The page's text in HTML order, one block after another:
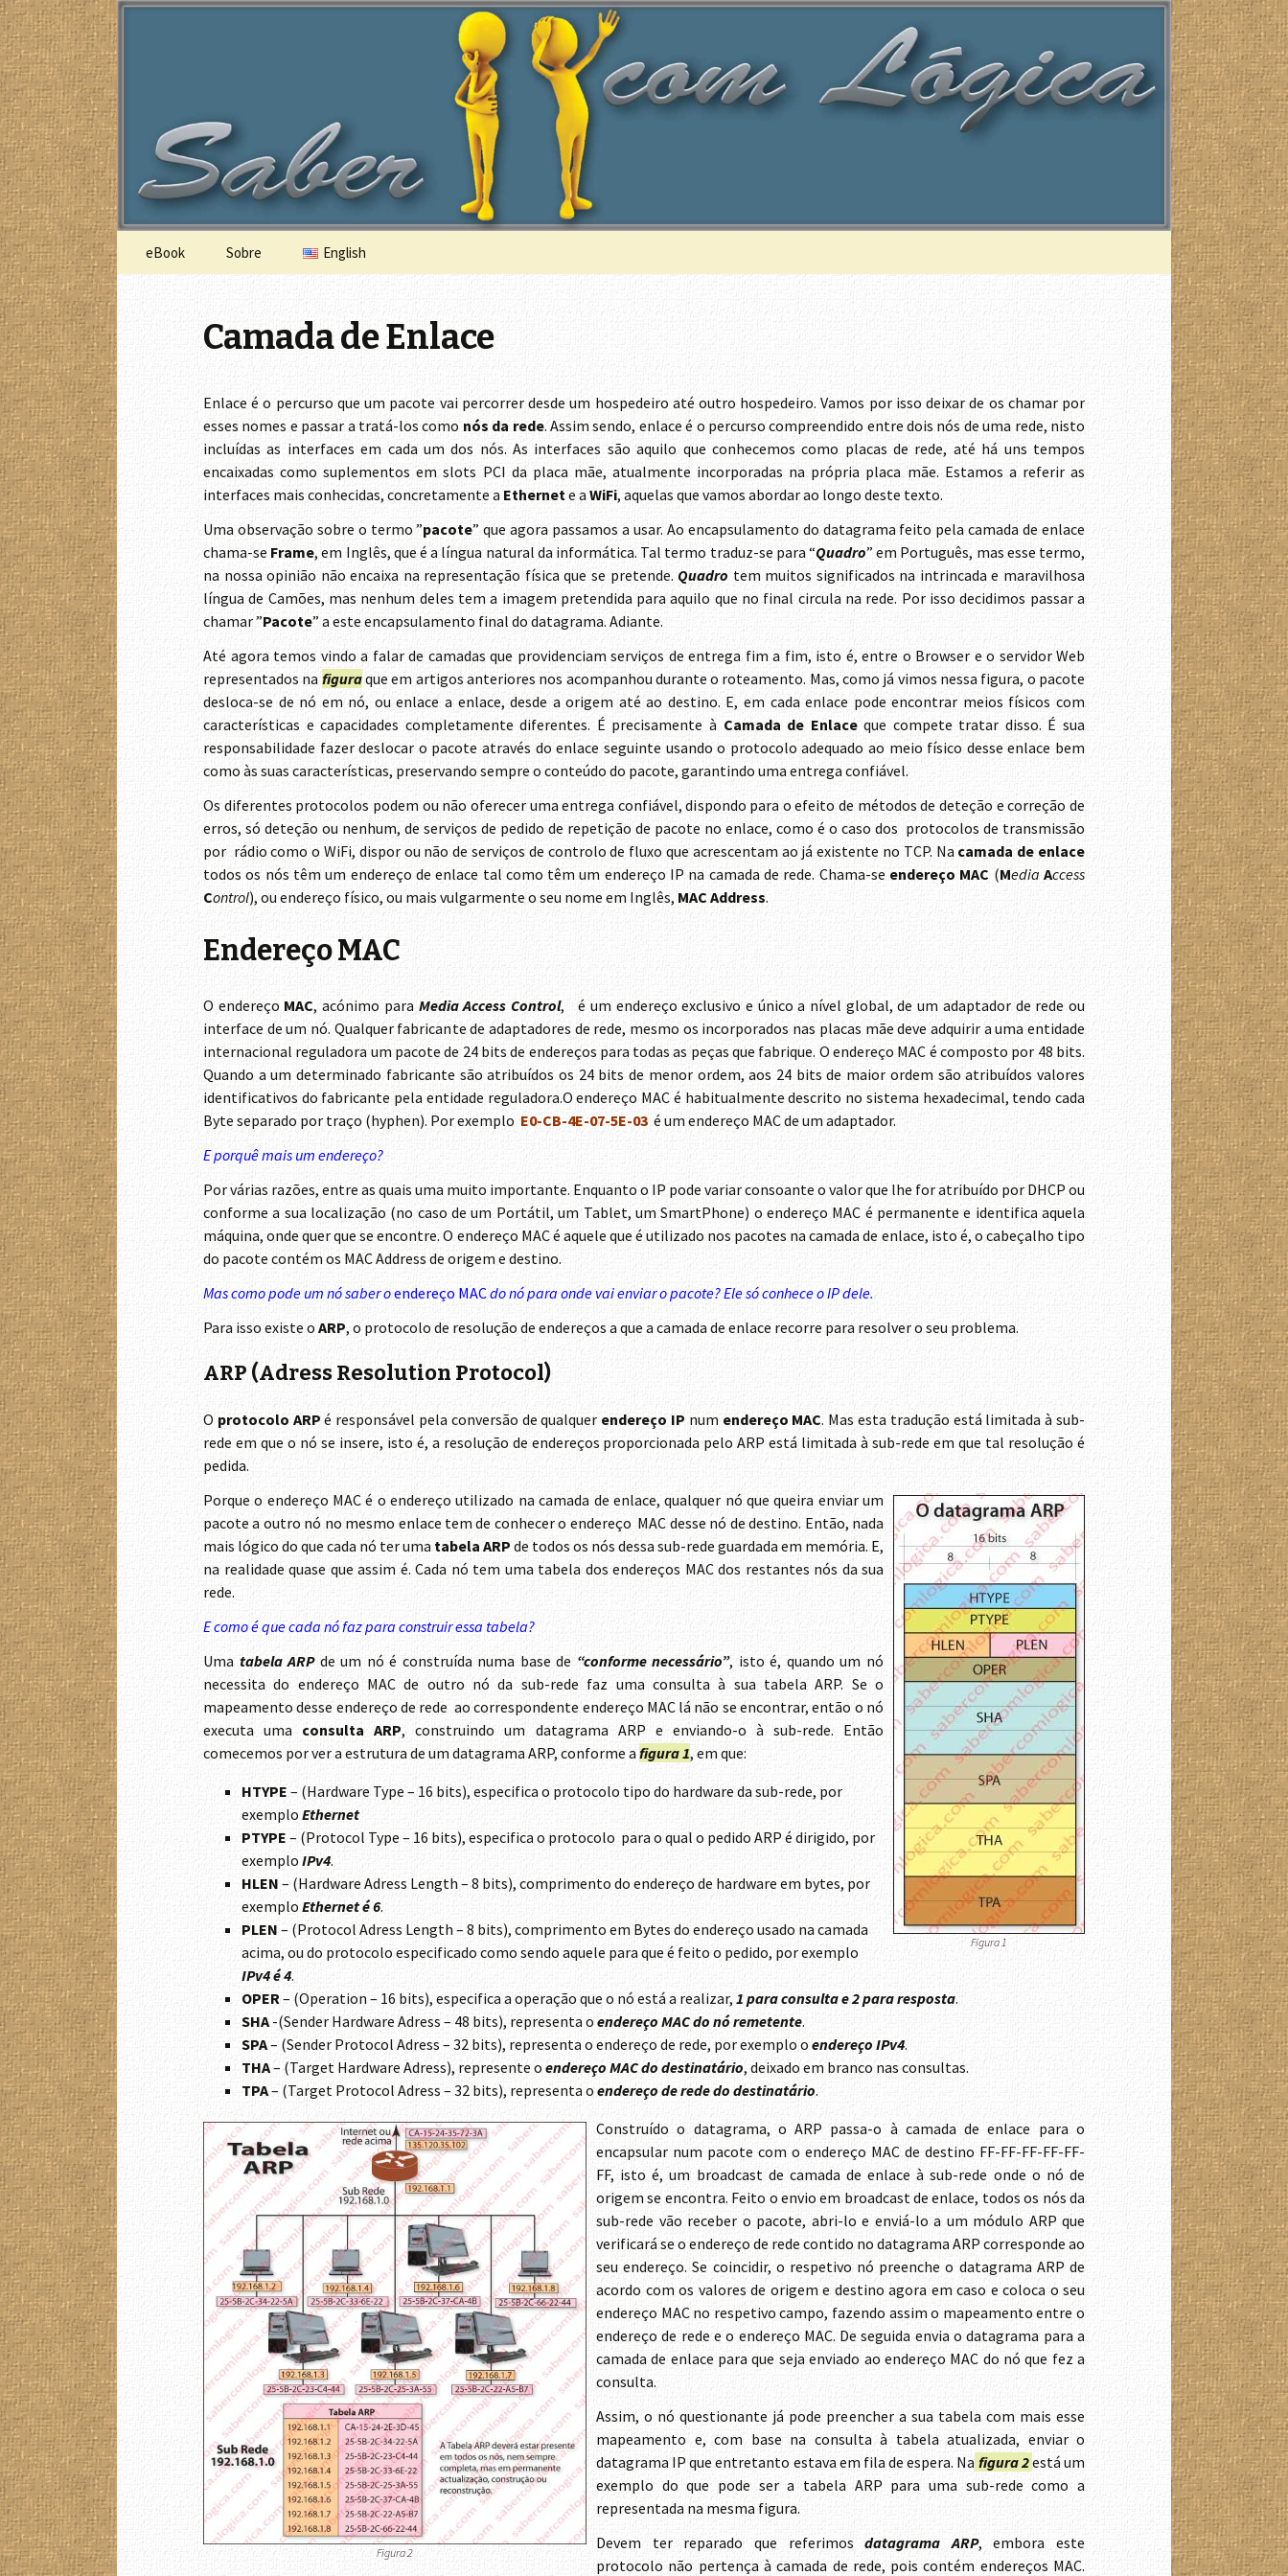
Saber com Lógica
A Lógica do funcionamento do computador
conteúdo
eBook Sobre English
Pesquisar
Camada de Enlace
Enlace é o percurso que um pacote vai percorrer desde um hospedeiro até outro hospedeiro. Vamos por isso deixar de os chamar por
esses nomes e passar a tratá-los como nós da rede. Assim sendo, enlace é o percurso compreendido entre dois nós de uma rede, nisto
incluídas as interfaces em cada um dos nós. As interfaces são aquilo que conhecemos como placas de rede, até há uns tempos
encaixadas como suplementos em slots PCI da placa mãe, atualmente incorporadas na própria placa mãe. Estamos a referir as
interfaces mais conhecidas, concretamente a Ethernet e aWiFi, aquelas que vamos abordar ao longo deste texto.
Uma observação sobre o termo ”pacote” que agora passamos a usar. Ao encapsulamento do datagrama feito pela camada de enlace
chama-se Frame, em Inglês, que é a língua natural da informática. Tal termo traduz-se para “Quadro” em Português, mas esse termo,
na nossa opinião não encaixa na representação física que se pretende. Quadro tem muitos significados na intrincada e maravilhosa
língua de Camões, mas nenhum deles tem a imagem pretendida para aquilo que no final circula na rede. Por isso decidimos passar a
chamar ”Pacote” a este encapsulamento final do datagrama. Adiante.
Até agora temos vindo a falar de camadas que providenciam serviços de entrega fim a fim, isto é, entre o Browser e o servidor Web
representados na figuraque em artigos anteriores nos acompanhou durante o roteamento. Mas, como já vimos nessa figura, o pacote
desloca-se de nó em nó, ou enlace a enlace, desde a origem até ao destino. E, em cada enlace pode encontrar meios físicos com
características e capacidades completamente diferentes. É precisamente à Camada de Enlaceque compete tratar disso. É sua
responsabilidade fazer deslocar o pacote através do enlace seguinte usando o protocolo adequado ao meio físico desse enlace bem
como às suas características, preservando sempre o conteúdo do pacote, garantindo uma entrega confiável.
Os diferentes protocolos podem ou não oferecer uma entrega confiável, dispondo para o efeito de métodos de deteção e correção de
erros, só deteção ou nenhum, de serviços de pedido de repetição de pacote no enlace, como é o caso dos protocolos de transmissão
por rádio como o WiFi, dispor ou não de serviços de controlo de fluxo que acrescentam ao já existente no TCP. Nacamada de enlace
todos os nós têm um endereço de enlace tal como têm um endereço IP na camada de rede. Chama-se endereço MAC (MediaAccess
Control), ou endereço físico, ou mais vulgarmente o seu nome em Inglês, MAC Address.
Endereço MAC
O endereço MAC, acónimo para Media Access Control, é um endereço exclusivo e único a nível global, de um adaptador de rede ou
interface de um nó. Qualquer fabricante de adaptadores de rede, mesmo os incorporados nas placas mãe deve adquirir a uma entidade
internacional reguladora um pacote de 24 bits de endereços para todas as peças que fabrique. O endereço MAC é composto por 48 bits.
Quando a um determinado fabricante são atribuídos os 24 bits de menor ordem, aos 24 bits de maior ordem são atribuídos valores
identificativos do fabricante pela entidade reguladora.O endereço MAC é habitualmente descrito no sistema hexadecimal, tendo cada
Byte separado por traço (hyphen). Por exemplo E0-CB-4E-07-5E-03 é um endereço MAC de um adaptador.
E porquê mais um endereço?
Por várias razões, entre as quais uma muito importante. Enquanto o IP pode variar consoante o valor que lhe for atribuído por DHCP ou
conforme a sua localização (no caso de um Portátil, um Tablet, um SmartPhone) o endereço MAC é permanente e identifica aquela
máquina, onde quer que se encontre. O endereço MAC é aquele que é utilizado nos pacotes na camada de enlace, isto é, o cabeçalho tipo
do pacote contém os MAC Address de origem e destino.
Mas como pode um nó saber oendereço MACdo nó para onde vai enviar o pacote? Ele só conhece o IP dele.
Para isso existe o ARP, o protocolo de resolução de endereços a que a camada de enlace recorre para resolver o seu problema.
ARP (Adress Resolution Protocol)
O protocolo ARPé responsável pela conversão de qualquer endereço IP num endereço MAC. Mas esta tradução está limitada à sub-
rede em que o nó se insere, isto é, a resolução de endereços proporcionada pelo ARP está limitada à sub-rede em que tal resolução é
pedida.
Figura 1
Porque o endereço MAC é o endereço utilizado na camada de enlace, qualquer nó que queira enviar um
pacote a outro nó no mesmo enlace tem de conhecer o endereço MAC desse nó de destino. Então, nada
mais lógico do que cada nó ter uma tabela ARP de todos os nós dessa sub-rede guardada em memória. E,
na realidade quase que assim é. Cada nó tem uma tabela dos endereços MAC dos restantes nós da sua
rede.
E como é que cada nó faz para construir essa tabela?
Uma tabela ARPde um nó é construída numa base de “conforme necessário”, isto é, quando um nó
necessita do endereço MAC de outro nó da sub-rede faz uma consulta à sua tabela ARP. Se o
mapeamento desse endereço de rede ao correspondente endereço MAC lá não se encontrar, então o nó
executa uma consulta ARP, construindo um datagrama ARP e enviando-o à sub-rede. Então
comecemos por ver a estrutura de um datagrama ARP, conforme afigura 1, em que:
HTYPE – (Hardware Type – 16 bits), especifica o protocolo tipo do hardware da sub-rede, por
exemplo Ethernet
PTYPE – (Protocol Type – 16 bits), especifica o protocolo para o qual o pedido ARP é dirigido, por
exemplo IPv4.
HLEN – (Hardware Adress Length – 8 bits), comprimento do endereço de hardware em bytes, por
exemplo Ethernet é 6.
PLEN – (Protocol Adress Length – 8 bits), comprimento em Bytes do endereço usado na camada
acima, ou do protocolo especificado como sendo aquele para que é feito o pedido, por exemplo
IPv4 é 4.
OPER – (Operation – 16 bits), especifica a operação que o nó está a realizar, 1 para consulta e 2 para resposta.
SHA -(Sender Hardware Adress – 48 bits), representa o endereço MACdo nó remetente.
SPA– (Sender Protocol Adress – 32 bits), representa o endereço de rede, por exemplo o endereço IPv4.
THA– (Target Hardware Adress), represente o endereço MAC do destinatário, deixado em branco nas consultas.
TPA– (Target Protocol Adress – 32 bits), representa oendereço de rede do destinatário.
Figura 2
Construído o datagrama, o ARP passa-o à camada de enlace para o
encapsular num pacote com o endereço MAC de destino FF-FF-FF-FF-FF-
FF, isto é, um broadcast de camada de enlace à sub-rede onde o nó de
origem se encontra. Feito o envio em broadcast de enlace, todos os nós da
sub-rede vão receber o pacote, abri-lo e enviá-lo a um módulo ARP que
verificará se o endereço de rede contido no datagrama ARP corresponde ao
seu endereço. Se coincidir, o respetivo nó preenche o datagrama ARP de
acordo com os valores de origem e destino agora em caso e coloca o seu
endereço MAC no respetivo campo, fazendo assim o mapeamento entre o
endereço de rede e o endereço MAC. De seguida envia o datagrama para a
camada de enlace para que seja enviado ao endereço MAC do nó que fez a
consulta.
Assim, o nó questionante já pode preencher a sua tabela com mais esse
mapeamento e, com base na consulta à tabela atualizada, enviar o
datagrama IP que entretanto estava em fila de espera. Na figura 2está um
exemplo do que pode ser a tabela ARP para uma sub-rede como a
representada na mesma figura.
Devem ter reparado que referimosdatagrama ARP, embora este
protocolo não pertença à camada de rede, pois contém endereços MAC.